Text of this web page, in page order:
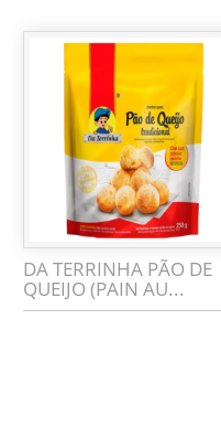
DA TERRINHA PÃO DE
QUEIJO (PAIN AU...